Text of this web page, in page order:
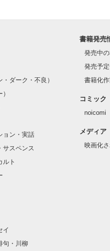
ダーク・不良）
ョン・実話
サスペンス
ルト
イ
句・川柳
書籍発売
発売中
発売予
書籍化
コミック
noicomi
メディア
映画化